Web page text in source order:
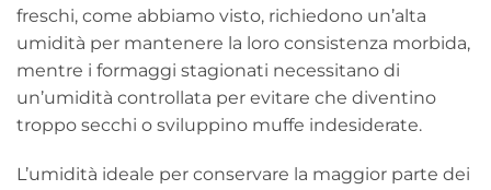
freschi, come abbiamo visto, richiedono un’alta
umidità per mantenere la loro consistenza morbida,
mentre i formaggi stagionati necessitano di
un’umidità controllata per evitare che diventino
troppo secchi o sviluppino muffe indesiderate.
L’umidità ideale per conservare la maggior parte dei